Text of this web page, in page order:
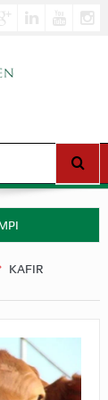
KAFIR